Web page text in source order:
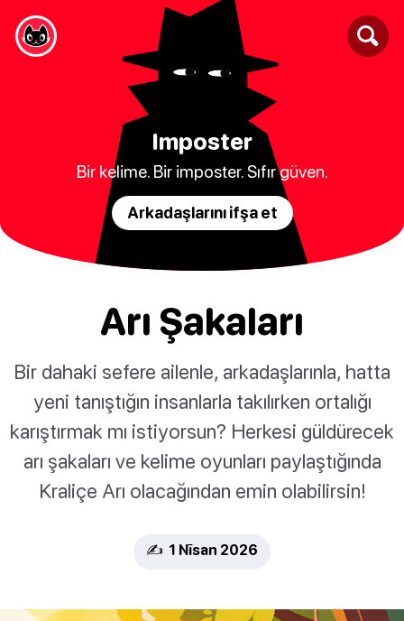
Imposter
Bir kelime. Bir imposter. Sıfır güven.
Arkadaşlarını ifşa et
Arı Şakaları
Bir dahaki sefere ailenle, arkadaşlarınla, hatta
yeni tanıştığın insanlarla takılırken ortalığı
karıştırmak mı istiyorsun? Herkesi güldürecek
arı şakaları ve kelime oyunları paylaştığında
Kraliçe Arı olacağından emin olabilirsin!
✍️ 1 Nīsan 2026